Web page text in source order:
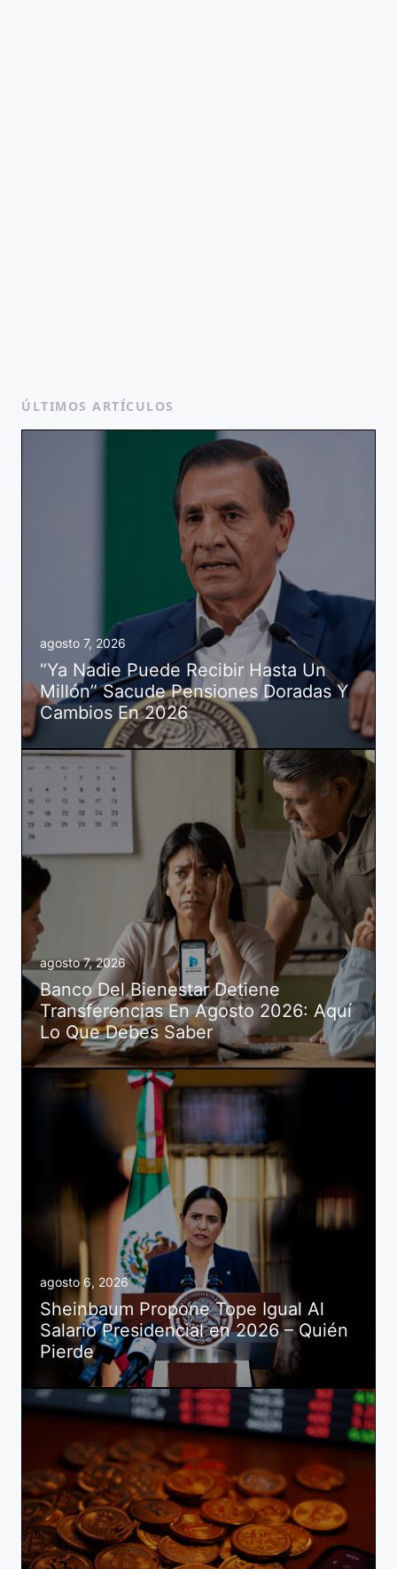
ÚLTIMOS ARTÍCULOS
agosto 7, 2026
“Ya Nadie Puede Recibir Hasta Un
Millón” Sacude Pensiones Doradas Y
Cambios En 2026
agosto 7, 2026
Banco Del Bienestar Detiene
Transferencias En Agosto 2026: Aquí
Lo Que Debes Saber
agosto 6, 2026
Sheinbaum Propone Tope Igual Al
Salario Presidencial en 2026 – Quién
Pierde